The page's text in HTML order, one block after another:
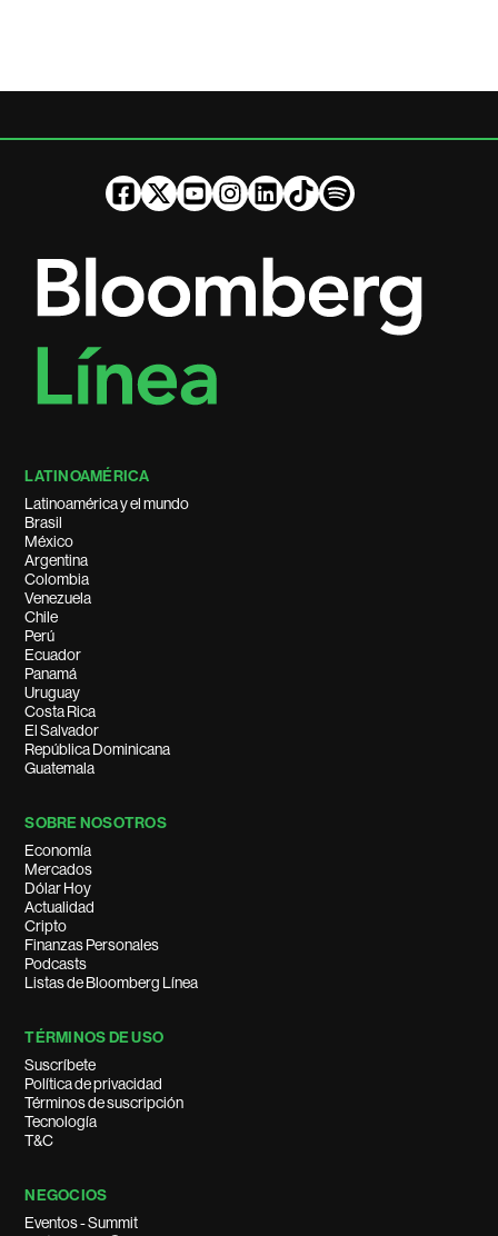
LATINOAMÉRICA
Latinoamérica y el mundo
Brasil
México
Argentina
Colombia
Venezuela
Chile
Perú
Ecuador
Panamá
Uruguay
Costa Rica
El Salvador
República Dominicana
Guatemala
SOBRE NOSOTROS
Economía
Mercados
Dólar Hoy
Actualidad
Cripto
Finanzas Personales
Podcasts
Listas de Bloomberg Línea
TÉRMINOS DE USO
Suscríbete
Política de privacidad
Términos de suscripción
Tecnología
T&C
NEGOCIOS
Eventos - Summit